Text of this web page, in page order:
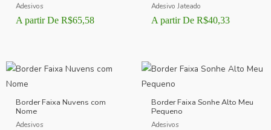
Adesivos
A partir De R$65,58
Adesivo Jateado
A partir De R$40,33
Border Faixa Nuvens com
Nome
Adesivos
Border Faixa Sonhe Alto Meu
Pequeno
Adesivos